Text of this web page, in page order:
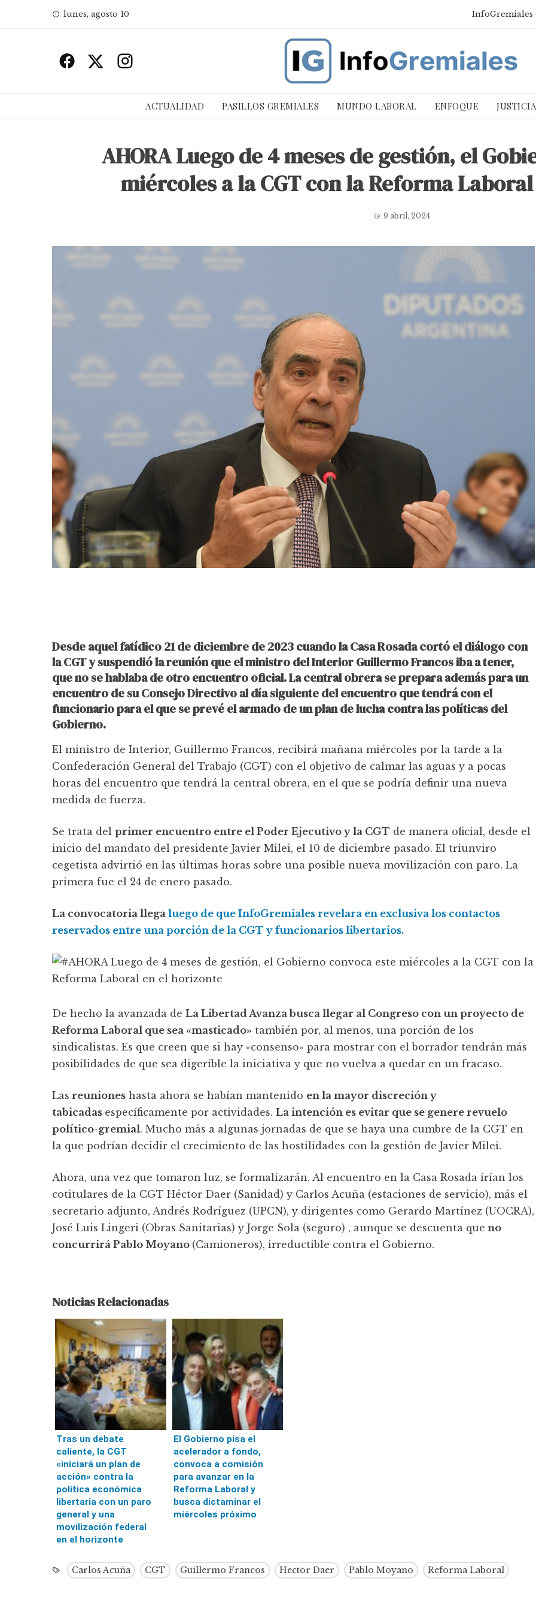
lunes, agosto 10 InfoGremiales
ACTUALIDAD PASILLOS GREMIALES MUNDO LABORAL ENFOQUE
AHORA Luego de 4 meses de gestión, el
miércoles a la CGT con la Reforma
9 abril, 2024
Desde aquel fatídico 21 de diciembre de 2023 cuando la Casa Rosada cortó el diálogo con
la CGT y suspendió la reunión que el ministro del Interior Guillermo Francos iba a tener,
que no se hablaba de otro encuentro oficial. La central obrera se prepara además para un
encuentro de su Consejo Directivo al día siguiente del encuentro que tendrá con el
funcionario para el que se prevé el armado de un plan de lucha contra las políticas del
Gobierno.
El ministro de Interior, Guillermo Francos, recibirá mañana miércoles por la tarde a la
Confederación General del Trabajo (CGT) con el objetivo de calmar las aguas y a pocas
horas del encuentro que tendrá la central obrera, en el que se podría definir una nueva
medida de fuerza.
Se trata del primer encuentro entre el Poder Ejecutivo y la CGT de manera oficial, desde el
inicio del mandato del presidente Javier Milei, el 10 de diciembre pasado. El triunviro
cegetista advirtió en las últimas horas sobre una posible nueva movilización con paro. La
primera fue el 24 de enero pasado.
La convocatoria llega luego de que InfoGremiales revelara en exclusiva los contactos
reservados entre una porción de la CGT y funcionarios libertarios.
De hecho la avanzada de La Libertad Avanza busca llegar al Congreso con un proyecto de
Reforma Laboral que sea «masticado» también por, al menos, una porción de los
sindicalistas. Es que creen que si hay «consenso» para mostrar con el borrador tendrán más
posibilidades de que sea digerible la iniciativa y que no vuelva a quedar en un fracaso.
Las reuniones hasta ahora se habían mantenido en la mayor discreción y
tabicadas específicamente por actividades. La intención es evitar que se genere revuelo
político-gremial. Mucho más a algunas jornadas de que se haya una cumbre de la CGT en
la que podrían decidir el crecimiento de las hostilidades con la gestión de Javier Milei.
Ahora, una vez que tomaron luz, se formalizarán. Al encuentro en la Casa Rosada irían los
cotitulares de la CGT Héctor Daer (Sanidad) y Carlos Acuña (estaciones de servicio), más el
secretario adjunto, Andrés Rodríguez (UPCN), y dirigentes como Gerardo Martínez (UOCRA),
José Luis Lingeri (Obras Sanitarias) y Jorge Sola (seguro) , aunque se descuenta que no
concurrirá Pablo Moyano (Camioneros), irreductible contra el Gobierno.
Noticias Relacionadas
Tras un debate
caliente, la CGT
«iniciará un plan de
acción» contra la
política económica
libertaria con un paro
general y una
movilización federal
en el horizonte
El Gobierno pisa el
acelerador a fondo,
convoca a comisión
para avanzar en la
Reforma Laboral y
busca dictaminar el
miércoles próximo
Carlos Acuña CGT Guillermo Francos Hector Daer Pablo Moyano Reforma Laboral